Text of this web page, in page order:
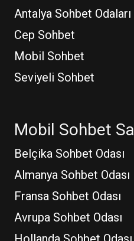
Antalya Sohbet Odaları
Cep Sohbet
Mobil Sohbet
Seviyeli Sohbet
Mobil Sohbet
Belçika Sohbet Odası
Almanya Sohbet Odası
Fransa Sohbet Odası
Avrupa Sohbet Odası